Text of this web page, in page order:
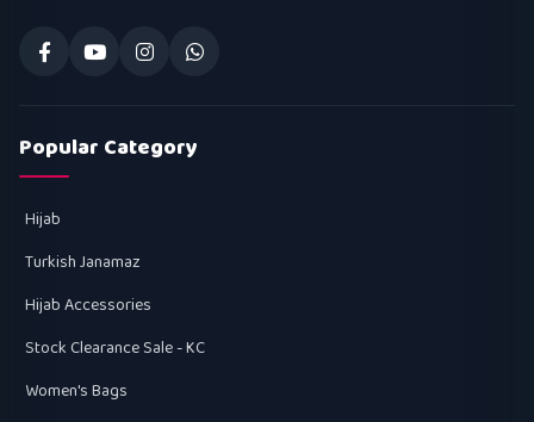
Popular Category
Hijab
Turkish Janamaz
Hijab Accessories
Stock Clearance Sale - KC
Women's Bags